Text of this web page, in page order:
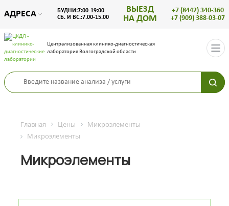
АДРЕСА
БУДНИ:7:00-19:00
СБ. И ВС.:7.00-15.00
ВЫЕЗД
НА ДОМ
+7 (8442) 340-360
+7 (909) 388-03-07
Централизованная клинико-диагностическая
лаборатория Волгоградской области
Главная Цены
Микроэлементы
Микроэлементы
Микроэлементы